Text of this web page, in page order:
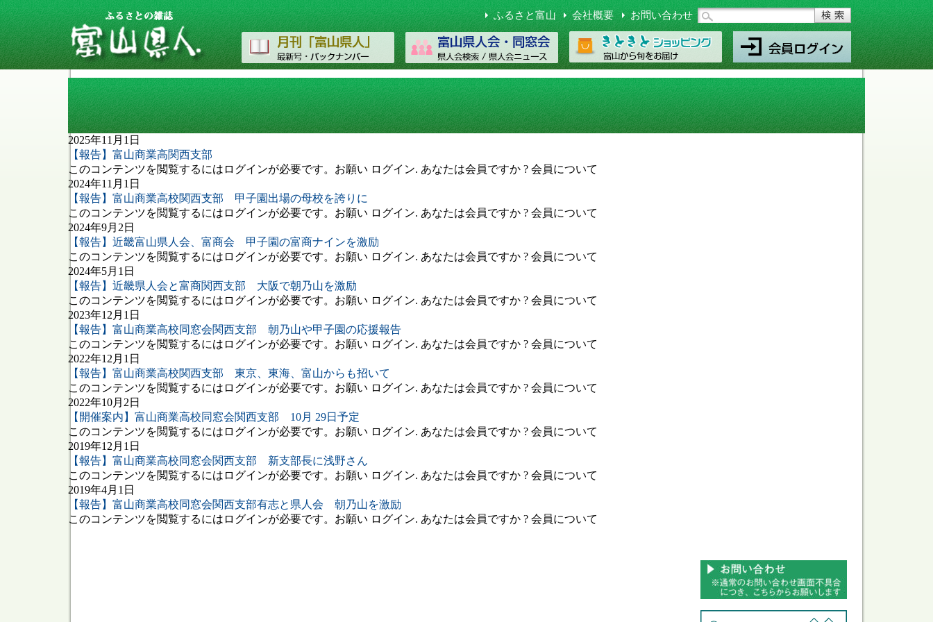
ふるさと富山 会社概要 お問い合わせ
タグ: 富山商業高校同窓会関西支部
2025年11月1日
【報告】富山商業高関西支部
このコンテンツを閲覧するにはログインが必要です。お願い ログイン. あなたは会員ですか ? 会員について
2024年11月1日
【報告】富山商業高校関西支部 甲子園出場の母校を誇りに
このコンテンツを閲覧するにはログインが必要です。お願い ログイン. あなたは会員ですか ? 会員について
2024年9月2日
【報告】近畿富山県人会、富商会 甲子園の富商ナインを激励
このコンテンツを閲覧するにはログインが必要です。お願い ログイン. あなたは会員ですか ? 会員について
2024年5月1日
【報告】近畿県人会と富商関西支部 大阪で朝乃山を激励
このコンテンツを閲覧するにはログインが必要です。お願い ログイン. あなたは会員ですか ? 会員について
2023年12月1日
【報告】富山商業高校同窓会関西支部 朝乃山や甲子園の応援報告
このコンテンツを閲覧するにはログインが必要です。お願い ログイン. あなたは会員ですか ? 会員について
2022年12月1日
【報告】富山商業高校関西支部 東京、東海、富山からも招いて
このコンテンツを閲覧するにはログインが必要です。お願い ログイン. あなたは会員ですか ? 会員について
2022年10月2日
【開催案内】富山商業高校同窓会関西支部 10月 29日予定
このコンテンツを閲覧するにはログインが必要です。お願い ログイン. あなたは会員ですか ? 会員について
2019年12月1日
【報告】富山商業高校同窓会関西支部 新支部長に浅野さん
このコンテンツを閲覧するにはログインが必要です。お願い ログイン. あなたは会員ですか ? 会員について
2019年4月1日
【報告】富山商業高校同窓会関西支部有志と県人会 朝乃山を激励
このコンテンツを閲覧するにはログインが必要です。お願い ログイン. あなたは会員ですか ? 会員について